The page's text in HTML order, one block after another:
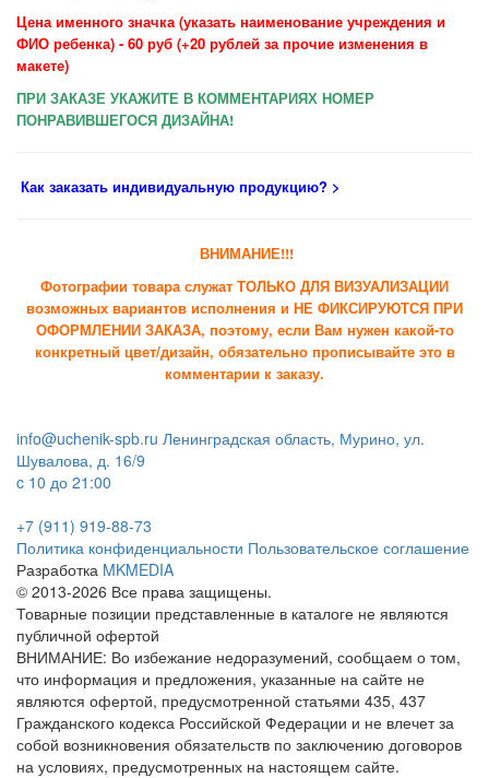
Цена именного значка (указать наименование учреждения и
ФИО ребенка) - 60 руб (+20 рублей за прочие изменения в
макете)
ПРИ ЗАКАЗЕ УКАЖИТЕ В КОММЕНТАРИЯХ НОМЕР
ПОНРАВИВШЕГОСЯ ДИЗАЙНА!
Как заказать индивидуальную продукцию? >
ВНИМАНИЕ!!!
Фотографии товара служат ТОЛЬКО ДЛЯ ВИЗУАЛИЗАЦИИ
возможных вариантов исполнения и НЕ ФИКСИРУЮТСЯ ПРИ
ОФОРМЛЕНИИ ЗАКАЗА, поэтому, если Вам нужен какой-то
конкретный цвет/дизайн, обязательно прописывайте это в
комментарии к заказу.
info@uchenik-spb.ru Ленинградская область, Мурино, ул.
Шувалова, д. 16/9
c 10 до 21:00
+7 (911) 919-88-73
Политика конфиденциальности Пользовательское соглашение
Разработка MKMEDIA
© 2013-2026 Все права защищены.
Товарные позиции представленные в каталоге не являются
публичной офертой
ВНИМАНИЕ: Во избежание недоразумений, сообщаем о том,
что информация и предложения, указанные на сайте не
являются офертой, предусмотренной статьями 435, 437
Гражданского кодекса Российской Федерации и не влечет за
собой возникновения обязательств по заключению договоров
на условиях, предусмотренных на настоящем сайте.